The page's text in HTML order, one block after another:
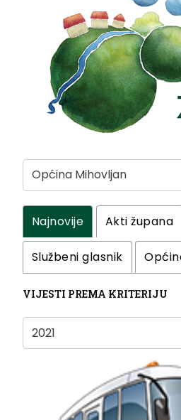
Najnovije Akti župana
Službeni glasnik
VIJESTI PREMA KRITERIJU